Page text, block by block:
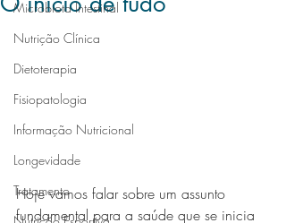
Microbiota Intestinal
Nutrição Clínica
Dietoterapia
Fisiopatologia
Informação Nutricional
Longevidade
Tratamento
Hoje vamos falar sobre um assunto
fundamental para a saúde que se inicia